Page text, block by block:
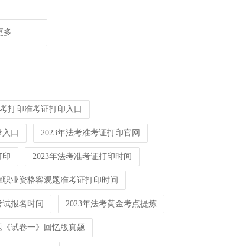
多
打印准考证打印入口
口 2023年法考准考证打印官网
印 2023年法考准考证打印时间
职业资格客观题准考证打印时间
报名时间 2023年法考黄金考点提炼
试卷一》回忆版真题